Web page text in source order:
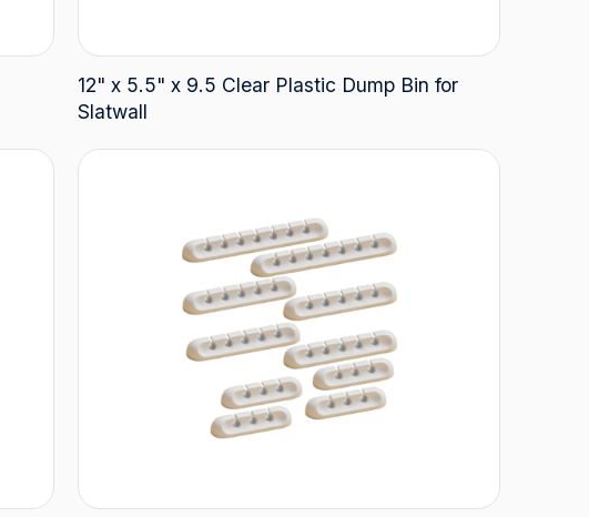
12" x 5.5" x 9.5 Clear Plastic Dump Bin for
Slatwall